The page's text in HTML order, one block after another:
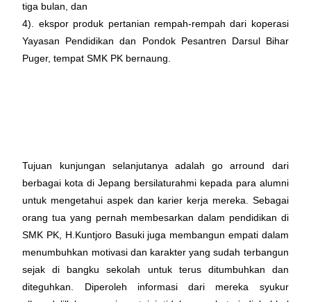
tiga bulan, dan
4). ekspor produk pertanian rempah-rempah dari koperasi
Yayasan Pendidikan dan Pondok Pesantren Darsul Bihar
Puger, tempat SMK PK bernaung.
Tujuan kunjungan selanjutanya adalah go arround dari
berbagai kota di Jepang bersilaturahmi kepada para alumni
untuk mengetahui aspek dan karier kerja mereka. Sebagai
orang tua yang pernah membesarkan dalam pendidikan di
SMK PK, H.Kuntjoro Basuki juga membangun empati dalam
menumbuhkan motivasi dan karakter yang sudah terbangun
sejak di bangku sekolah untuk terus ditumbuhkan dan
diteguhkan. Diperoleh informasi dari mereka syukur